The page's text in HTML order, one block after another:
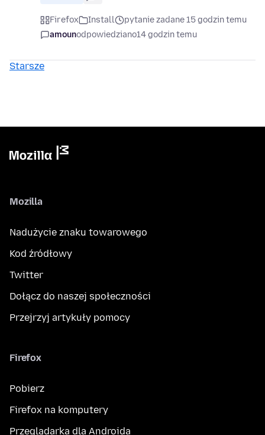
Firefox Install
pytanie zadane 15 godzin temu
amounodpowiedziano14 godzin temu
Starsze
Mozilla
Nadużycie znaku towarowego
Kod źródłowy
Twitter
Dołącz do naszej społeczności
Przejrzyj artykuły pomocy
Firefox
Pobierz
Firefox na komputery
Przeglądarka dla Androida